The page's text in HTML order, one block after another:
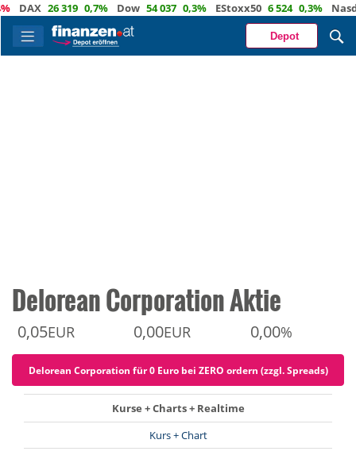
26 319 0,7% Dow 54 037 0,3% EStoxx50 6 524 0,3% Nasdaq
Depot
Delorean Corporation Aktie
0,05EUR 0,00EUR 0,00%
Delorean Corporation für 0 Euro bei ZERO ordern (zzgl. Spreads)
Kurse + Charts + Realtime
Kurs + Chart